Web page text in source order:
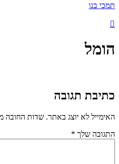
תמכי בנו
הומל
כתיבת תגובה
האימייל לא יוצג באתר. שדות החובה
התגובה שלך *